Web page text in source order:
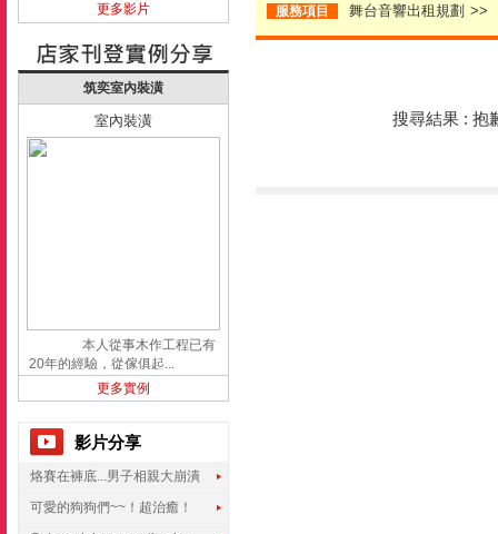
更多影片
筑奕室內裝潢
室內裝潢
本人從事木作工程已有
20年的經驗，從傢俱起...
更多實例
影片分享
烙賽在褲底...男子相親大崩潰
可愛的狗狗們~~！超治癒！
服務項目 舞台音響出租規劃 >>
搜尋結果 : 抱